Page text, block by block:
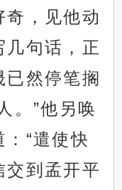
奇，见他动
几句话，正
已然停笔搁
。”他另唤
“遣使快
交到孟开平